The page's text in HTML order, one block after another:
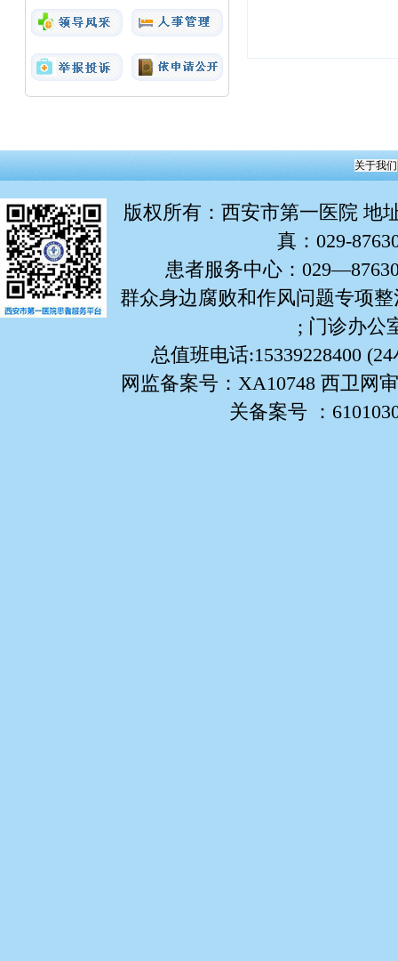
关于我们
版权所有 ：西安市第一医院 地
真：029-
患者服务中心：
群众身边腐败和作风问题专项
; 门诊办公
总值班电话:15339228400
网监备案号：XA10748 西卫网
关备案号 ：